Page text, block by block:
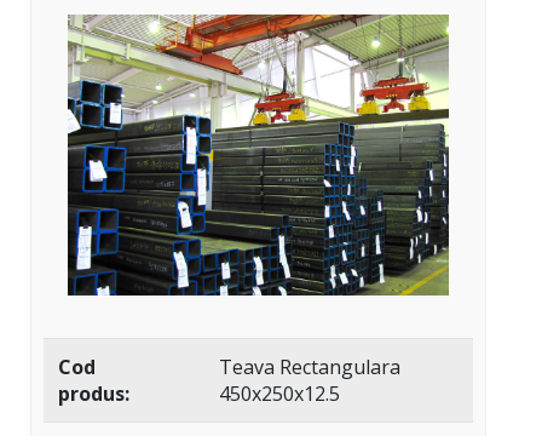
Cod
produs:
Teava Rectangulara
450x250x12.5